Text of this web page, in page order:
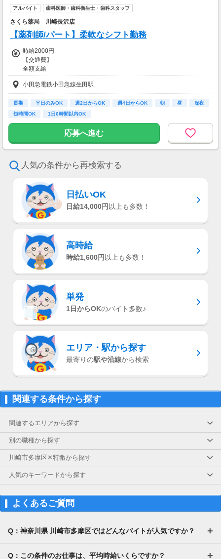
アルバイト 歯科医師・歯科衛生士・歯科スタッフ
さくら薬局 川崎長沢店
【薬剤師/パート】柔軟なシフト勤務
時給2000円
【交通費】
全額支給
小田急電鉄小田急線生田駅
長期 平日のみOK 週2日からOK 週4日からOK 朝 昼
深夜
短時間OK
1日6時間以内OK
応募へ進む
人気の条件から再検索する
日払いOK
日給14,000円 以上も多数！
高時給
時給1,600円 以上も多数！
単発
1日からOKのバイト多数♪
エリア・駅から探す
最寄りの駅や沿線から検索
関連する条件から探す
関連するエリアから探す
別の職種から探す
川崎市多摩区✕特徴から探す
人気のキーワードから探す
よくあるご質問
Q：神奈川県 川崎市多摩区ではどんなバイトが人気ですか？
Q：この条件のお仕事は、平均時給いくらですか？